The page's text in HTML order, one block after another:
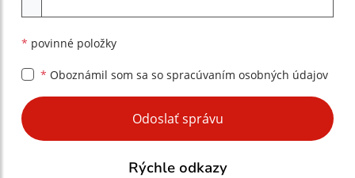
* povinné položky
* Oboznámil som sa so spracúvaním osobných údajov
Google reCaptcha Response
Odoslať správu
Rýchle odkazy